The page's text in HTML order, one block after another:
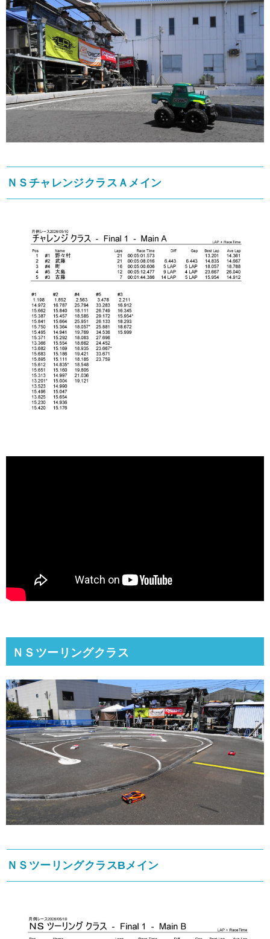
ＮＳチャレンジクラスＡメイン
ＮＳツーリングクラス
ＮＳツーリングクラスBメイン